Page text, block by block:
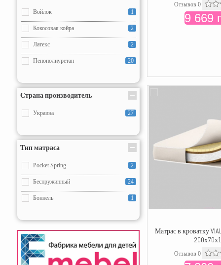
Войлок 1
Кокосовая койра 2
Латекс 2
Пенополиуретан 20
Страна производитель
Украина 27
Тип матраса
Pocket Spring 2
Беспружинный 24
Боннель 1
Отзывов 0
9 669
Матрас в кроватку
Отзывов 0